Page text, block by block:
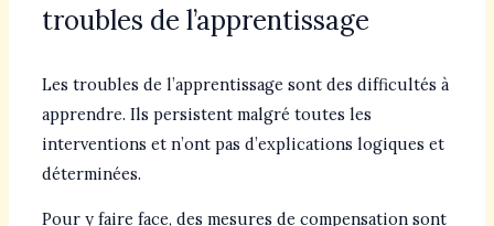
troubles de l’apprentissage
Les troubles de l’apprentissage sont des difficultés à
apprendre. Ils persistent malgré toutes les
interventions et n’ont pas d’explications logiques et
déterminées.
Pour y faire face, des mesures de compensation sont